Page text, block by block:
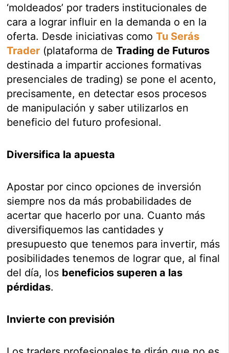
‘moldeados’ por traders institucionales de
cara a lograr influir en la demanda o en la
oferta. Desde iniciativas comoTu Serás
Trader (plataforma deTrading de Futuros
destinada a impartir acciones formativas
presenciales de trading) se pone el acento,
precisamente, en detectar esos procesos
de manipulación y saber utilizarlos en
beneficio del futuro profesional.
Diversifica la apuesta
Apostar por cinco opciones de inversión
siempre nos da más probabilidades de
acertar que hacerlo por una. Cuanto más
diversifiquemos las cantidades y
presupuesto que tenemos para invertir, más
posibilidades tenemos de lograr que, al final
del día, los beneficios superen a las
pérdidas.
Invierte con previsión